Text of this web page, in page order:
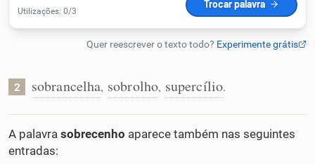
Detector de IA
Humanizador de IA
Cata-letras
2 sobrancelha, sobrolho, supercílio.
A palavra sobrecenho aparece também nas seguintes
entradas: